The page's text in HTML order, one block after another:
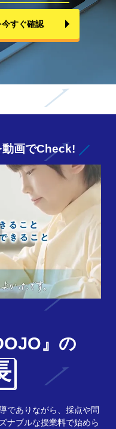
すぐ確認
動画でCheck!
』の
でありながら、採点や問
ナブルな授業料で始めら